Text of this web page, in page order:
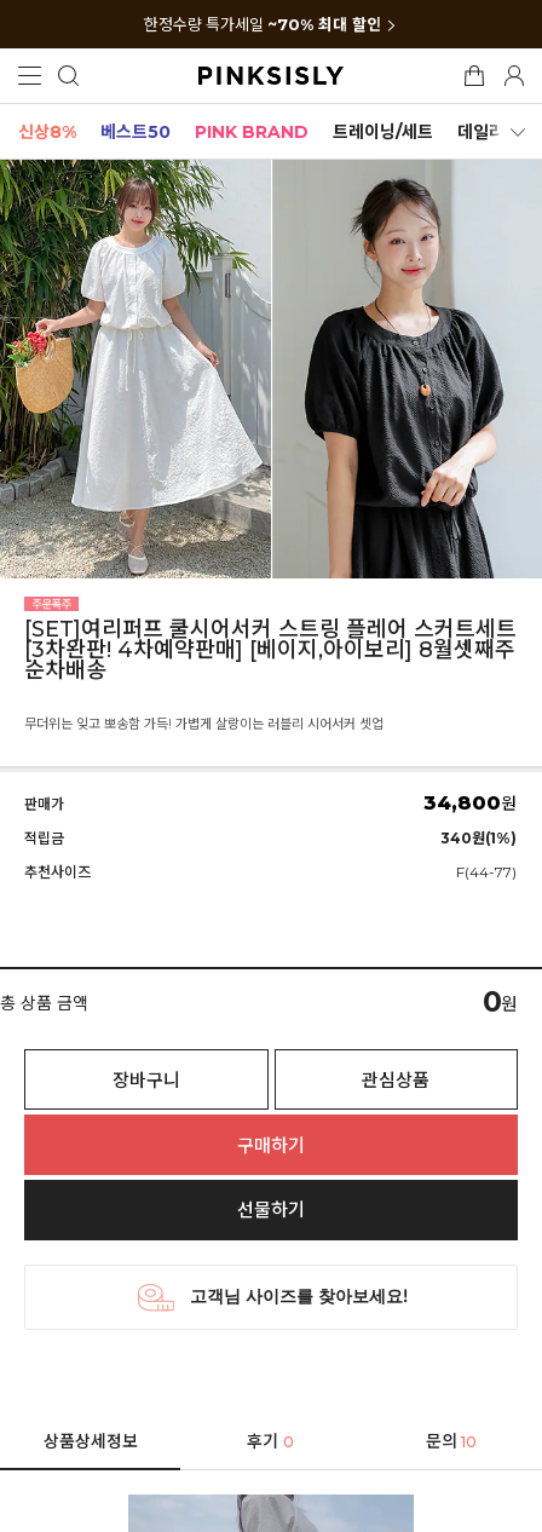
한정수량 특가세일 ~70% 최대 할인
신상8% 베스트50 PINK BRAND 트레이닝/세트 데일리세트
[SET]여리퍼프 쿨시어서커 스트링 플레어 스커트세트
[3차완판! 4차예약판매] [베이지,아이보리] 8월셋째주
순차배송
무더위는 잊고 뽀송함 가득! 가볍게 살랑이는 러블리 시어서커 셋업
판매가 34,800원
적립금
340원(1%)
추천사이즈
F(44-77)
총 상품 금액 0원
장바구니 관심상품
구매하기
선물하기
상품상세정보 후기0 문의 10